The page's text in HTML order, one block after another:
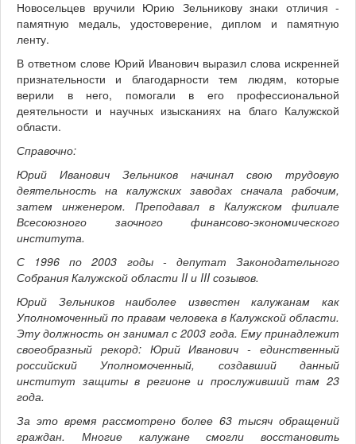
Новосельцев вручили Юрию Зельникову знаки отличия -
памятную медаль, удостоверение, диплом и памятную
ленту.
В ответном слове Юрий Иванович выразил слова искренней
признательности и благодарности тем людям, которые
верили в него, помогали в его профессиональной
деятельности и научных изысканиях на благо Калужской
области.
Справочно:
Юрий Иванович Зельников начинал свою трудовую
деятельность на калужских заводах сначала рабочим,
затем инженером. Преподавал в Калужском филиале
Всесоюзного заочного финансово-экономического
института.
С 1996 по 2003 годы - депутат Законодательного
Собрания Калужской области II и III созывов.
Юрий Зельников наиболее известен калужанам как
Уполномоченный по правам человека в Калужской области.
Эту должность он занимал с 2003 года. Ему принадлежит
своеобразный рекорд: Юрий Иванович - единственный
российский Уполномоченный, создавший данный
институт защиты в регионе и прослуживший там 23
года.
За это время рассмотрено более 63 тысяч обращений
граждан. Многие калужане смогли восстановить